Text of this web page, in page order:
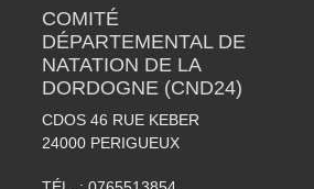
COMITÉ
DÉPARTEMENTAL DE
NATATION DE LA
DORDOGNE (CND24)
CDOS 46 RUE KEBER
24000 PERIGUEUX